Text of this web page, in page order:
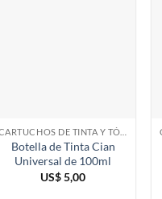
Botella de Tinta Cian
Universal de 100ml
US$5,00